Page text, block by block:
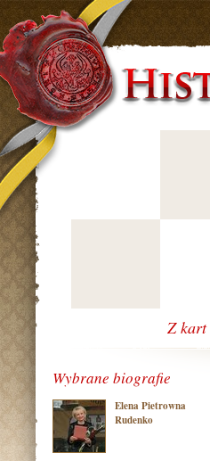
Z
Wybrane biografie
Elena Pietrowna
Rudenko